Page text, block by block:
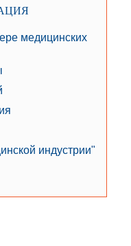
медицинских
индустрии"